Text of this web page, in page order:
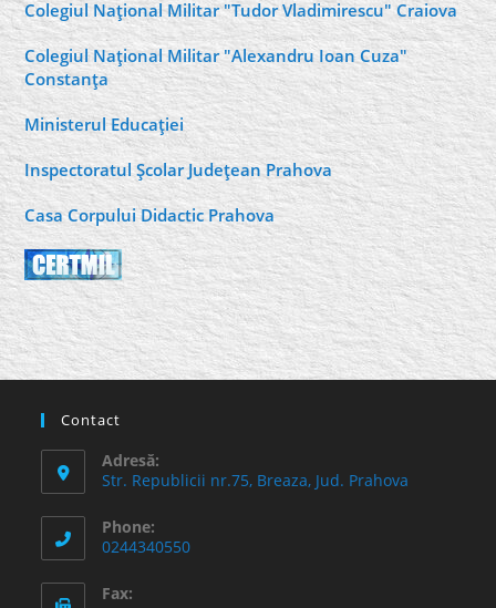
Colegiul Naţional Militar "Tudor Vladimirescu" Craiova
Colegiul Naţional Militar "Alexandru Ioan Cuza"
Constanţa
Ministerul Educaţiei
Inspectoratul Şcolar Judeţean Prahova
Casa Corpului Didactic Prahova
Contact
Adresă:
Str. Republicii nr.75, Breaza, Jud. Prahova
Phone:
0244340550
Fax: